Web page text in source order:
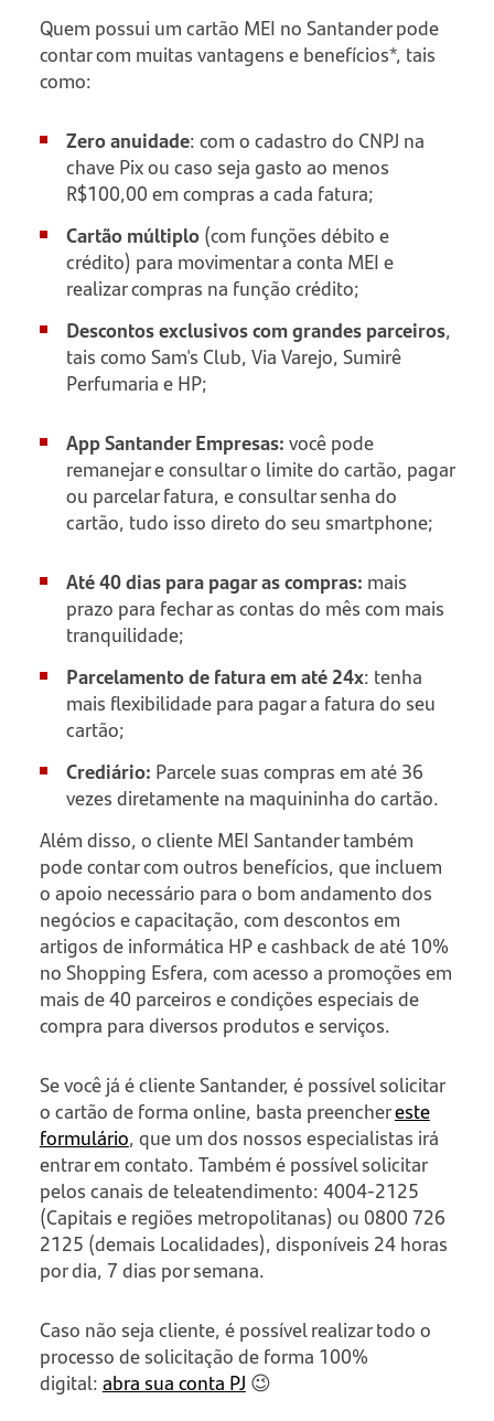
Quem possui um cartão MEI no Santander pode
contar com muitas vantagens e benefícios*, tais
como:
Zero anuidade: com o cadastro do CNPJ na
chave Pix ou caso seja gasto ao menos
R$100,00 em compras a cada fatura;
Cartão múltiplo(com funções débito e
crédito) para movimentar a conta MEI e
realizar compras na função crédito;
Descontos exclusivos com grandes parceiros,
tais como Sam's Club, Via Varejo, Sumirê
Perfumaria e HP;
App Santander Empresas:você pode
remanejar e consultar o limite do cartão, pagar
ou parcelar fatura, e consultar senha do
cartão, tudo isso direto do seu smartphone;
Até 40 dias para pagar as compras: mais
prazo para fechar as contas do mês com mais
tranquilidade;
Parcelamento de fatura em até 24x: tenha
mais flexibilidade para pagar a fatura do seu
cartão;
Crediário: Parcele suas compras em até 36
vezes diretamente na maquininha do cartão.
Além disso, o cliente MEI Santander também
pode contar com outros benefícios, que incluem
o apoio necessário para o bom andamento dos
negócios e capacitação, com descontos em
artigos de informática HP e cashback de até 10%
no Shopping Esfera, com acesso a promoções em
mais de 40 parceiros e condições especiais de
compra para diversos produtos e serviços.
Se você já é cliente Santander, é possível solicitar
o cartão de forma online, basta preenchereste
formulário, que um dos nossos especialistas irá
entrar em contato. Também é possível solicitar
pelos canais de teleatendimento: 4004-2125
(Capitais e regiões metropolitanas) ou 0800 726
2125 (demais Localidades), disponíveis 24 horas
por dia, 7 dias por semana.
Caso não seja cliente, é possível realizar todo o
processo de solicitação de forma 100%
digital:abra sua conta PJ 😉